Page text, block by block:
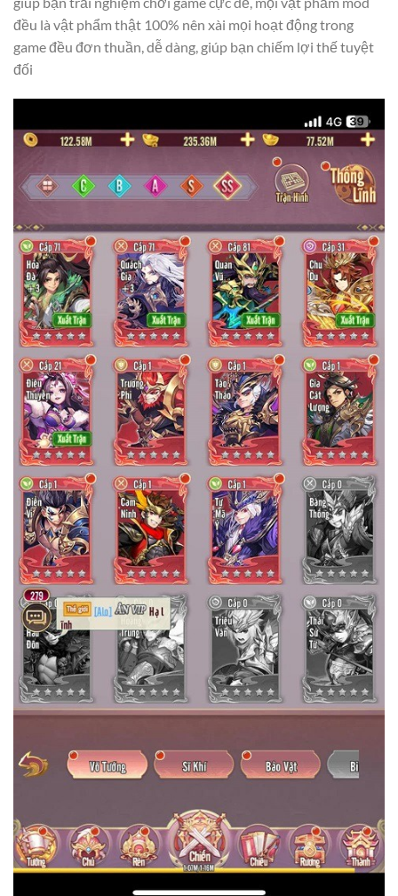
đều là vật phẩm thật 100% nên xài mọi hoạt động trong
game đều đơn thuần, dễ dàng, giúp bạn chiếm lợi thế tuyệt
đối